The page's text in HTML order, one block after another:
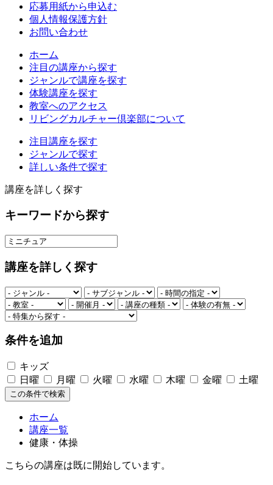
応募用紙から申込む
個人情報保護方針
お問い合わせ
ホーム
注目の講座から探す
ジャンルで講座を探す
体験講座を探す
教室へのアクセス
リビングカルチャー倶楽部について
注目講座を探す
ジャンルで探す
詳しい条件で探す
講座を詳しく探す
キーワードから探す
講座を詳しく探す
条件を追加
キッズ
日曜
月曜 火曜 水曜 木曜 金曜 土曜
この条件で検索
ホーム
講座一覧
健康・体操
こちらの講座は既に開始しています。